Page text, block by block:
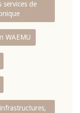
services de
WAEMU